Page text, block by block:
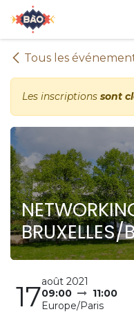
Se rendre au contenu
Tous les
Les inscriptions sont
BRUXELLES/
17août 2021
09:00
11:00
Europe/Paris